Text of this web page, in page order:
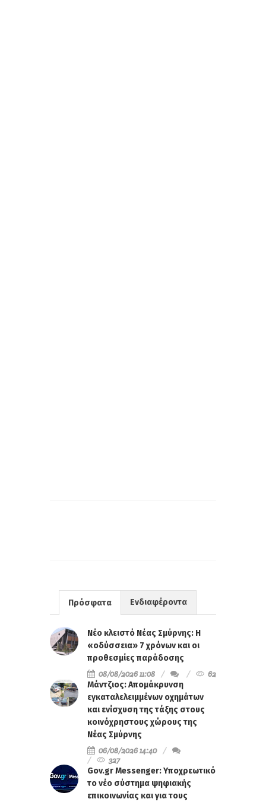
Πρόσφατα Ενδιαφέροντα
Νέο κλειστό Νέας Σμύρνης: Η
«οδύσσεια» 7 χρόνων και οι
προθεσμίες παράδοσης
08/08/2026 11:08
62
Μάντζιος: Απομάκρυνση
εγκαταλελειμμένων οχημάτων
και ενίσχυση της τάξης στους
κοινόχρηστους χώρους της
Νέας Σμύρνης
06/08/2026 14:40
327
Gov.gr Messenger: Υποχρεωτικό
το νέο σύστημα ψηφιακής
επικοινωνίας και για τους